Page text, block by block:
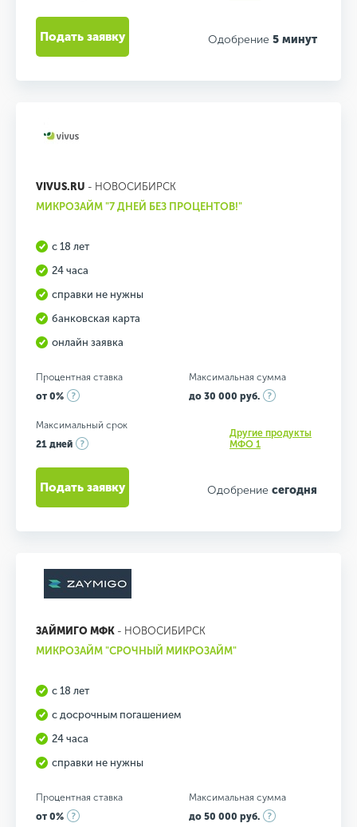
Одобрение 5 минут
Подать заявку
VIVUS.RU - НОВОСИБИРСК
МИКРОЗАЙМ "7 ДНЕЙ БЕЗ ПРОЦЕНТОВ!"
с 18 лет
24 часа
справки не нужны
банковская карта
онлайн заявка
Процентная ставка
от 0%
Максимальная сумма
до 30 000 руб.
Максимальный срок
21 дней
Другие продукты
МФО 1
Одобрение сегодня
Подать заявку
ЗАЙМИГО МФК - НОВОСИБИРСК
МИКРОЗАЙМ "СРОЧНЫЙ МИКРОЗАЙМ"
с 18 лет
с досрочным погашением
24 часа
справки не нужны
Процентная ставка
от 0%
Максимальная сумма
до 50 000 руб.